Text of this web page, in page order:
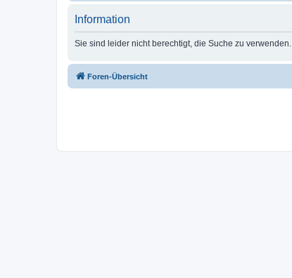
Information
Sie sind leider nicht berechtigt, die Suche zu verwenden.
Foren-Übersicht